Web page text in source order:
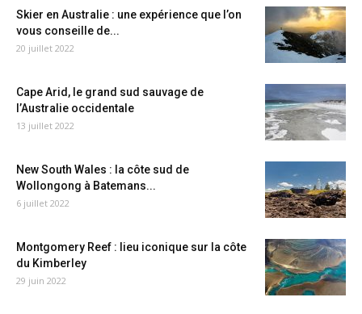
Skier en Australie : une expérience que l’on
vous conseille de...
20 juillet 2022
Cape Arid, le grand sud sauvage de
l’Australie occidentale
13 juillet 2022
New South Wales : la côte sud de
Wollongong à Batemans...
6 juillet 2022
Montgomery Reef : lieu iconique sur la côte
du Kimberley
29 juin 2022